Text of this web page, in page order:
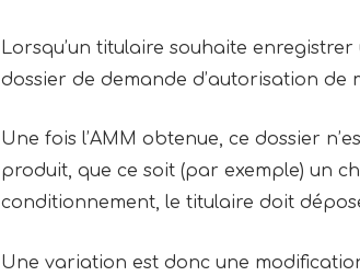
Lorsqu’un titulaire souhaite
dossier de demande d’autorisation de
Une fois l’AMM obtenue, ce dossier
produit, que ce soit (par exemple) un
conditionnement, le titulaire doit
Une variation est donc une